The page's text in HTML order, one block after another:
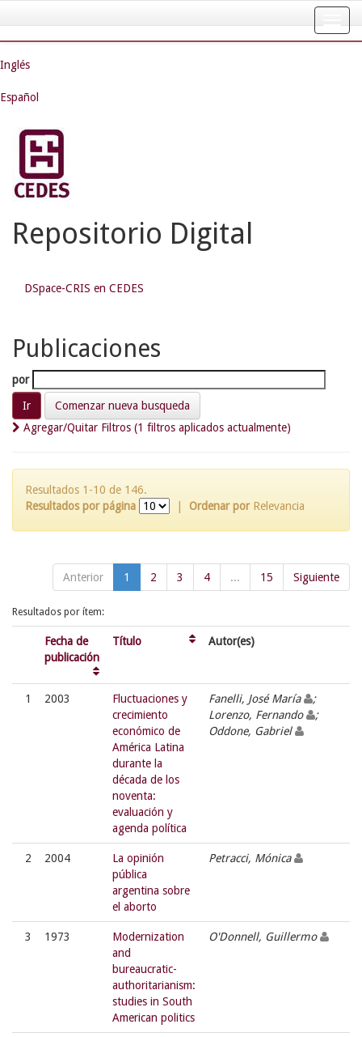
navigation
Inglés
Español
Repositorio Digital
DSpace-CRIS en CEDES
Publicaciones
por
Comenzar nueva busqueda
Agregar/Quitar Filtros (1 filtros aplicados actualmente)
Resultados 1-10 de 146.
Resultados por página
Ordenar por Relevancia
Anterior 1 2 3 4 ... 15 Siguiente
Resultados por ítem:
Fecha de
publicación
Título Autor(es)
1 2003
Fluctuaciones y
crecimiento
económico de
América Latina
durante la
década de los
noventa:
evaluación y
agenda política
Fanelli, José María
;
Lorenzo, Fernando
;
Oddone, Gabriel
2 2004
La opinión
pública
argentina sobre
el aborto
Petracci, Mónica
3 1973
Modernization
and
bureaucratic-
authoritarianism:
studies in South
American politics
O'Donnell, Guillermo